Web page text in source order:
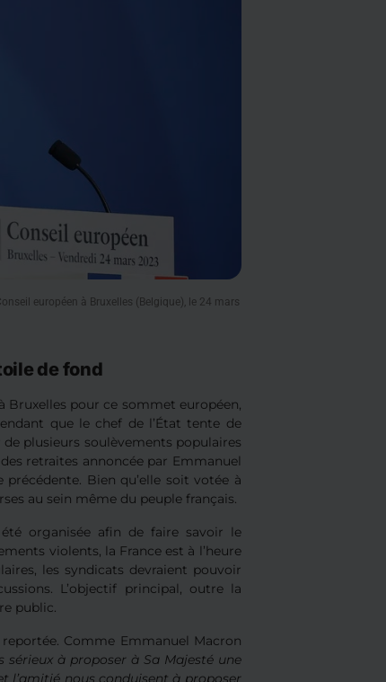
européen à Bruxelles (Belgique), le 24 mars
de fond
Bruxelles pour ce sommet européen,
que le chef de l’État tente de
plusieurs soulèvements populaires
retraites annoncée par Emmanuel
Bien qu’elle soit votée à
au sein même du peuple français.
organisée afin de faire savoir le
violents, la France est à l’heure
les syndicats devraient pouvoir
L’objectif principal, outre la
public.
Comme Emmanuel Macron
sérieux à proposer à Sa Majesté une
l’amitié nous conduisent à proposer